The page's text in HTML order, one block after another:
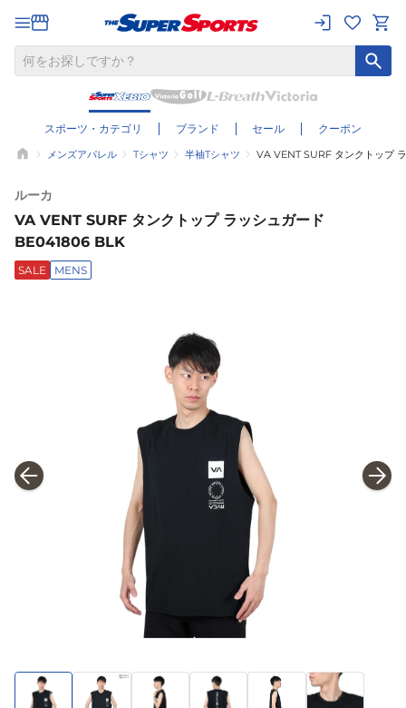
スポーツ・カテゴリ ブランド セール クーポン
メンズアパレル Tシャツ 半袖Tシャツ VA VENT SURF タンクトップ
ルーカ
VA VENT SURF タンクトップ ラッシュガード
BE041806 BLK
SALE MENS